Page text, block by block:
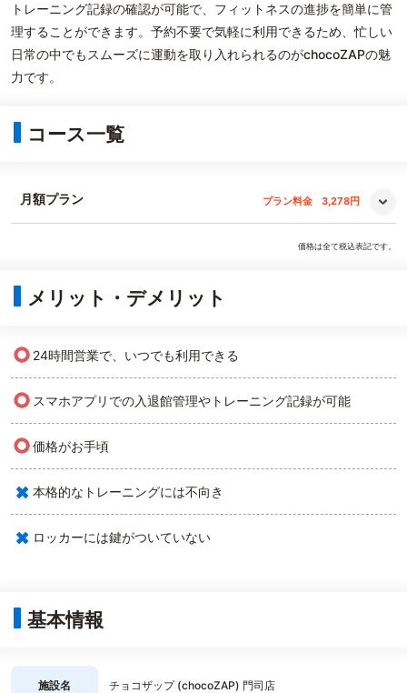
トレーニング記録の確認が可能で、フィットネスの進捗を簡単に管
理することができます。予約不要で気軽に利用できるため、忙しい
日常の中でもスムーズに運動を取り入れられるのがchocoZAPの魅
力です。
コース一覧
月額プラン プラン料金 3,278円
価格は全て税込表記です。
メリット・デメリット
○ 24時間営業で、いつでも利用できる
○ スマホアプリでの入退館管理やトレーニング記録が可能
○価格がお手頃
× 本格的なトレーニングには不向き
× ロッカーには鍵がついていない
基本情報
施設名 チョコザップ (chocoZAP) 門司店